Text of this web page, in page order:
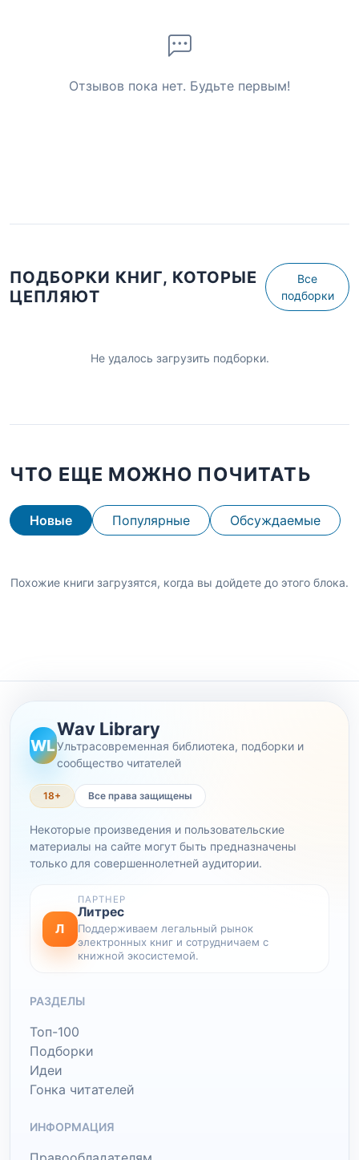
Отзывов пока нет. Будьте первым!
ПОДБОРКИ КНИГ, КОТОРЫЕ
ЦЕПЛЯЮТ
Все
подборки
Не удалось загрузить подборки.
ЧТО ЕЩЕ МОЖНО ПОЧИТАТЬ
Новые Популярные Обсуждаемые
Похожие книги загрузятся, когда вы дойдете до этого блока.
WL
Wav Library
Ультрасовременная библиотека, подборки и
сообщество читателей
18+ Все права защищены
Некоторые произведения и пользовательские
материалы на сайте могут быть предназначены
только для совершеннолетней аудитории.
Л
ПАРТНЕР
Литрес
Поддерживаем легальный рынок
электронных книг и сотрудничаем с
книжной экосистемой.
РАЗДЕЛЫ
Топ-100
Подборки
Идеи
Гонка читателей
ИНФОРМАЦИЯ